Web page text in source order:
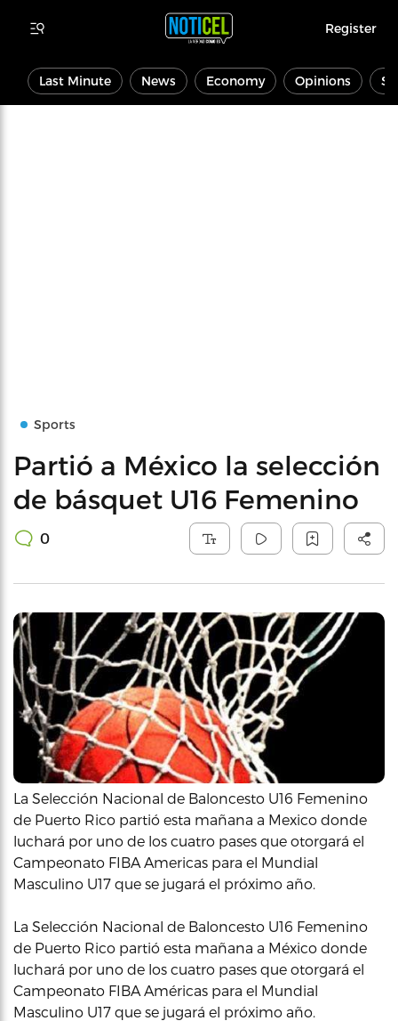
Register
Last Minute News Economy Opinions
Sports
Partió a México la selección
de básquet U16 Femenino
0
La Selección Nacional de Baloncesto U16 Femenino
de Puerto Rico partió esta mañana a Mexico donde
luchará por uno de los cuatro pases que otorgará el
Campeonato FIBA Americas para el Mundial
Masculino U17 que se jugará el próximo año.
La Selección Nacional de Baloncesto U16 Femenino
de Puerto Rico partió esta mañana a México donde
luchará por uno de los cuatro pases que otorgará el
Campeonato FIBA Américas para el Mundial
Masculino U17 que se jugará el próximo año.